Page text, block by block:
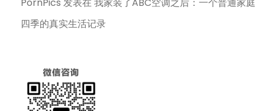
PornPics 发表在我家装了ABC空调之后：一个普通家庭
四季的真实生活记录